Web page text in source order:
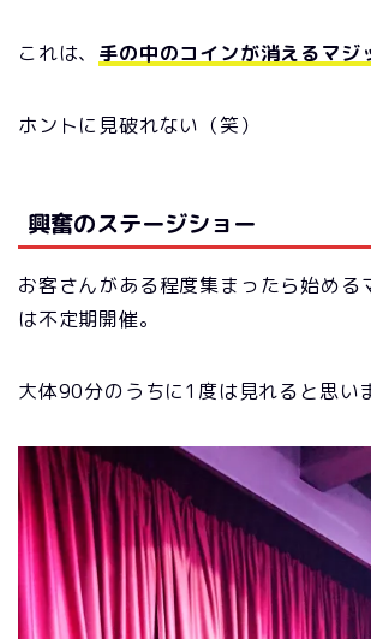
これは、 手の中のコインが消えるマジ
ホントに見破れない（笑）
興奮のステージショー
お客さんがある程度集まったら始める
は不定期開催。
大体90分のうちに1度は見れると思い